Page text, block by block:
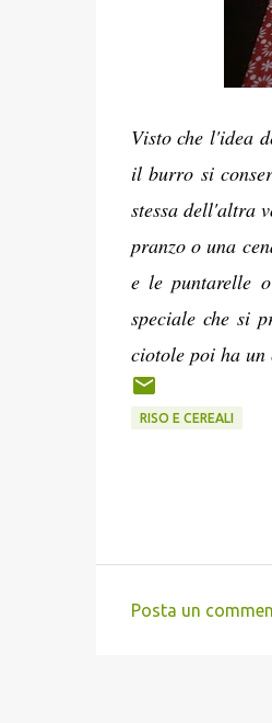
Visto che l'idea
il burro si
stessa dell'altra
pranzo o una
e le puntarelle
speciale che si
ciotole poi ha un
RISO E CEREALI
Posta un